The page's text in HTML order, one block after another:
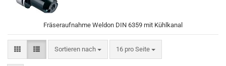
Fräseraufnahme Weldon DIN 6359 mit Kühlkanal
Sortieren nach
Sortieren nach 16 pro Seite
pro Seite